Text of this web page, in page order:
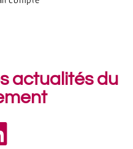
actualités du